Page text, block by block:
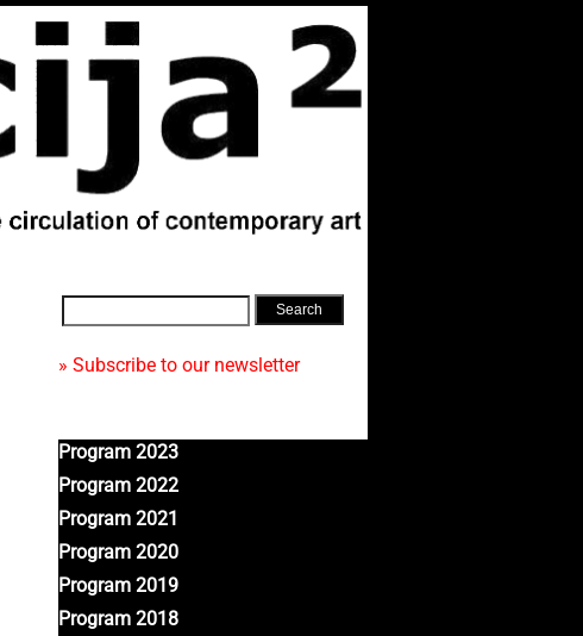
» Subscribe to our newsletter
Program 2023
Program 2022
Program 2021
Program 2020
Program 2019
Program 2018